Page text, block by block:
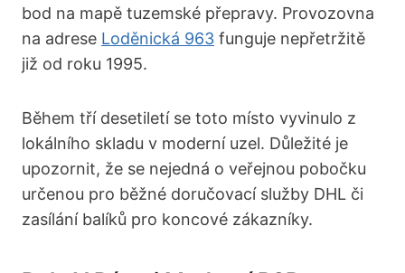
bod na mapě tuzemské přepravy. Provozovna
na adrese Loděnická 963 funguje nepřetržitě
již od roku 1995.
Během tří desetiletí se toto místo vyvinulo z
lokálního skladu v moderní uzel. Důležité je
upozornit, že se nejedná o veřejnou pobočku
určenou pro běžné doručovací služby DHL či
zasílání balíků pro koncové zákazníky.